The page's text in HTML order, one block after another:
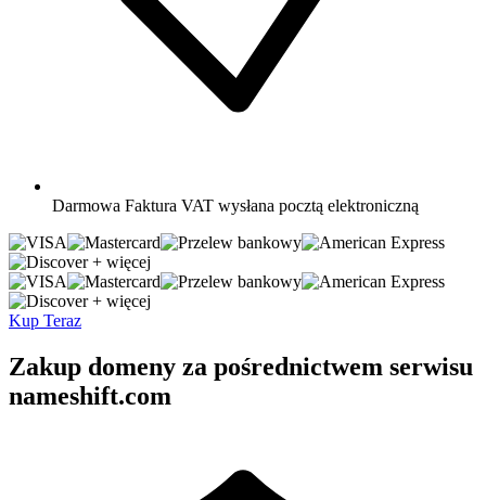
Darmowa Faktura VAT wysłana pocztą elektroniczną
+ więcej
+ więcej
Kup Teraz
Zakup domeny za pośrednictwem serwisu
nameshift.com